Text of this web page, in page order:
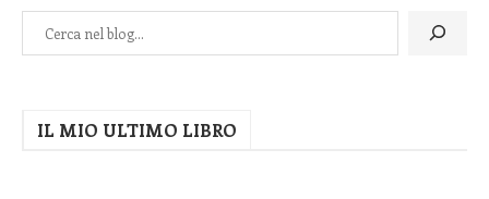
IL MIO ULTIMO LIBRO